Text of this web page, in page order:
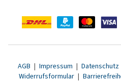
AGB | Impressum | Datenschutz
Widerrufsformular |